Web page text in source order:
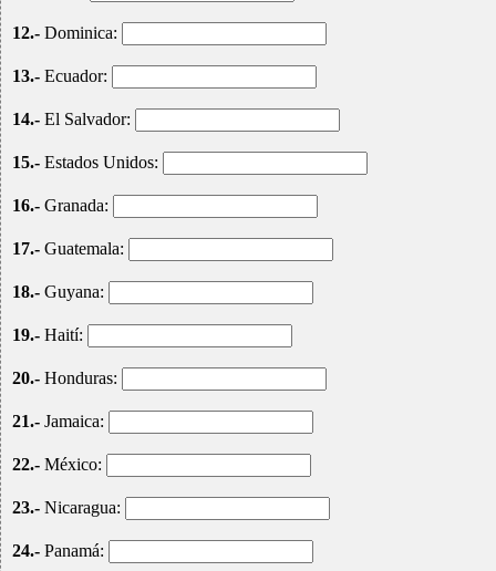
12.- Dominica:
13.- Ecuador:
14.- El Salvador:
15.- Estados Unidos:
16.- Granada:
17.- Guatemala:
18.- Guyana:
19.- Haití:
20.- Honduras:
21.- Jamaica:
22.- México:
23.- Nicaragua:
24.- Panamá: